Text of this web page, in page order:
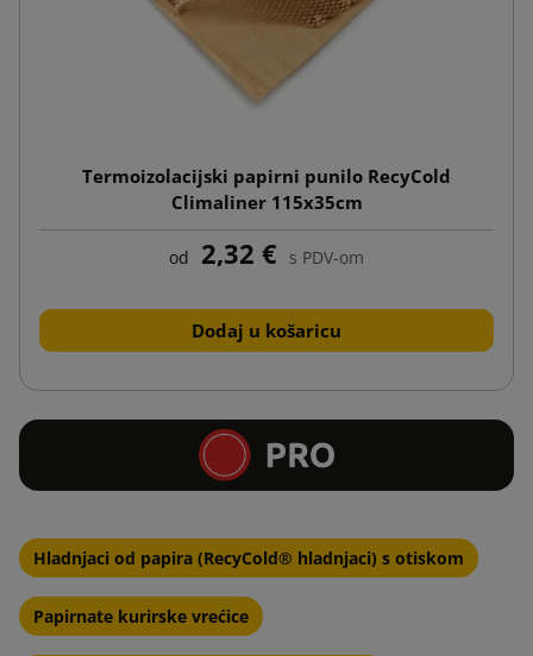
Termoizolacijski papirni punilo RecyCold
Climaliner 115x35cm
od 2,32 € s PDV-om
Dodaj u košaricu
Hladnjaci od papira (RecyCold® hladnjaci) s otiskom
Papirnate kurirske vrećice